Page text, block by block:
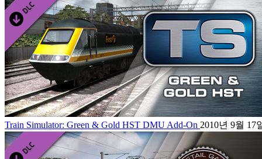
Train Simulator: Green & Gold HST DMU Add-On 2010년 9월 17